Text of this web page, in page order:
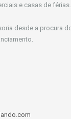
e casas de férias.
desde a procura